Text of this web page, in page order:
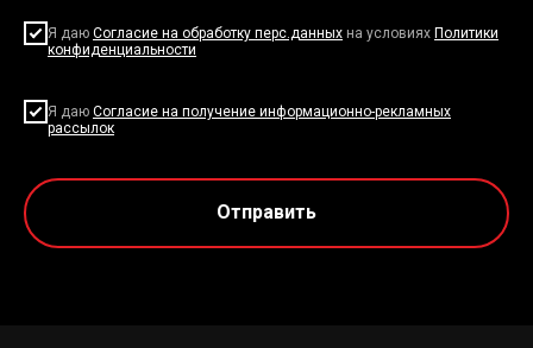
Я даю Согласие на обработку перс.данных на условиях Политики
конфиденциальности
Я даю Согласие на получение информационно-рекламных
рассылок
Отправить